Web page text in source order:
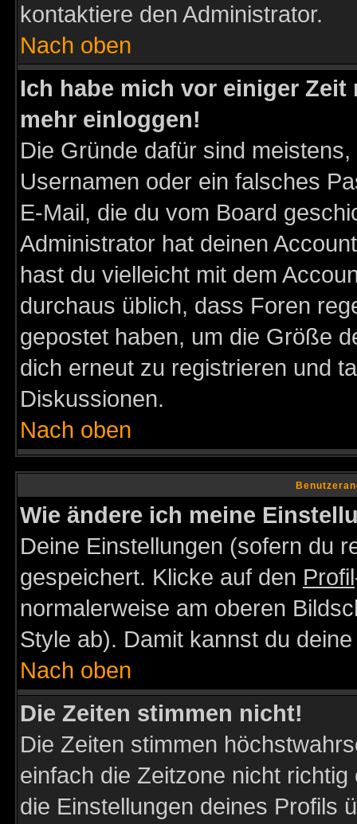
kontaktiere den Administrator.
Nach oben
Ich habe mich vor einiger
mehr einloggen!
Die Gründe dafür sind
Usernamen oder ein falsches
E-Mail, die du vom Board
Administrator hat deinen
hast du vielleicht mit dem
durchaus üblich, dass Foren
gepostet haben, um die Größe
dich erneut zu registrieren und
Diskussionen.
Nach oben
Wie ändere ich meine
Deine Einstellungen (sofern du
gespeichert. Klicke auf den Profil
normalerweise am oberen
Style ab). Damit kannst du
Nach oben
Die Zeiten stimmen nicht!
Die Zeiten stimmen
einfach die Zeitzone nicht
die Einstellungen deines Profils